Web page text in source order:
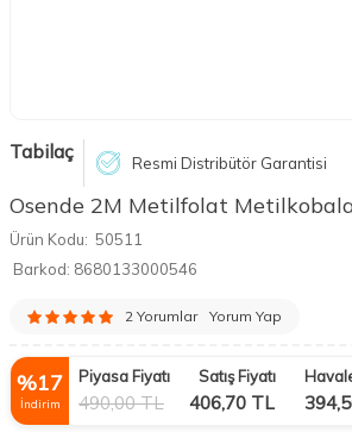
Tabilaç Resmi Distribütör Garantisi
Osende 2M Metilfolat
Ürün Kodu: 50511
Barkod: 8680133000546
2 Yorumlar Yorum Yap
%17
İndirim
Piyasa Fiyatı
490,00TL
Satış Fiyatı
406,70 TL